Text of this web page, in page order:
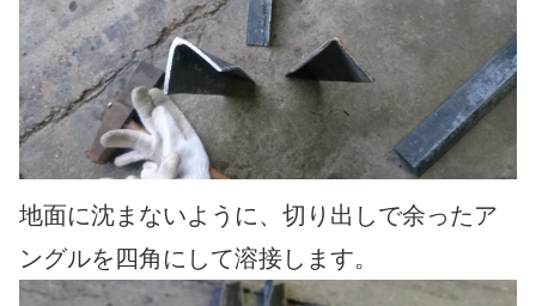
地面に沈まないように、切り出しで余ったア
ングルを四角にして溶接します。